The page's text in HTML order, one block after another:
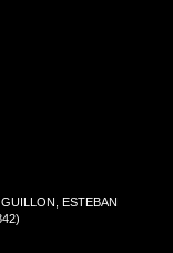
ESTEBAN